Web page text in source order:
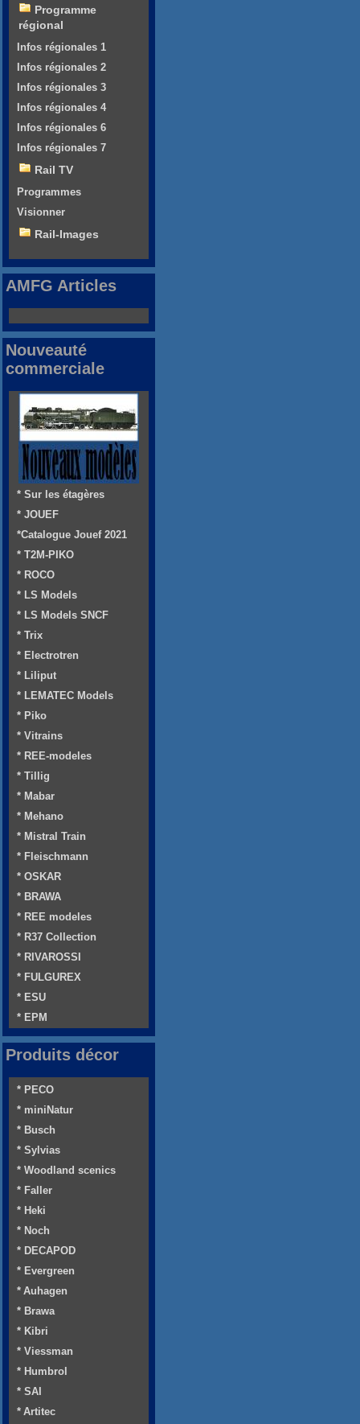
Programme
régional
Infos régionales 1
Infos régionales 2
Infos régionales 3
Infos régionales 4
Infos régionales 6
Infos régionales 7
Rail TV
Programmes
Visionner
Rail-Images
AMFG Articles
Nouveauté
commerciale
* Sur les étagères
* JOUEF
*Catalogue Jouef 2021
* T2M-PIKO
* ROCO
* LS Models
* LS Models SNCF
* Trix
* Electrotren
* Liliput
* LEMATEC Models
* Piko
* Vitrains
* REE-modeles
* Tillig
* Mabar
* Mehano
* Mistral Train
* Fleischmann
* OSKAR
* BRAWA
* REE modeles
* R37 Collection
* RIVAROSSI
* FULGUREX
* ESU
* EPM
Produits décor
* PECO
* miniNatur
* Busch
* Sylvias
* Woodland scenics
* Faller
* Heki
* Noch
* DECAPOD
* Evergreen
* Auhagen
* Brawa
* Kibri
* Viessman
* Humbrol
* SAI
* Artitec